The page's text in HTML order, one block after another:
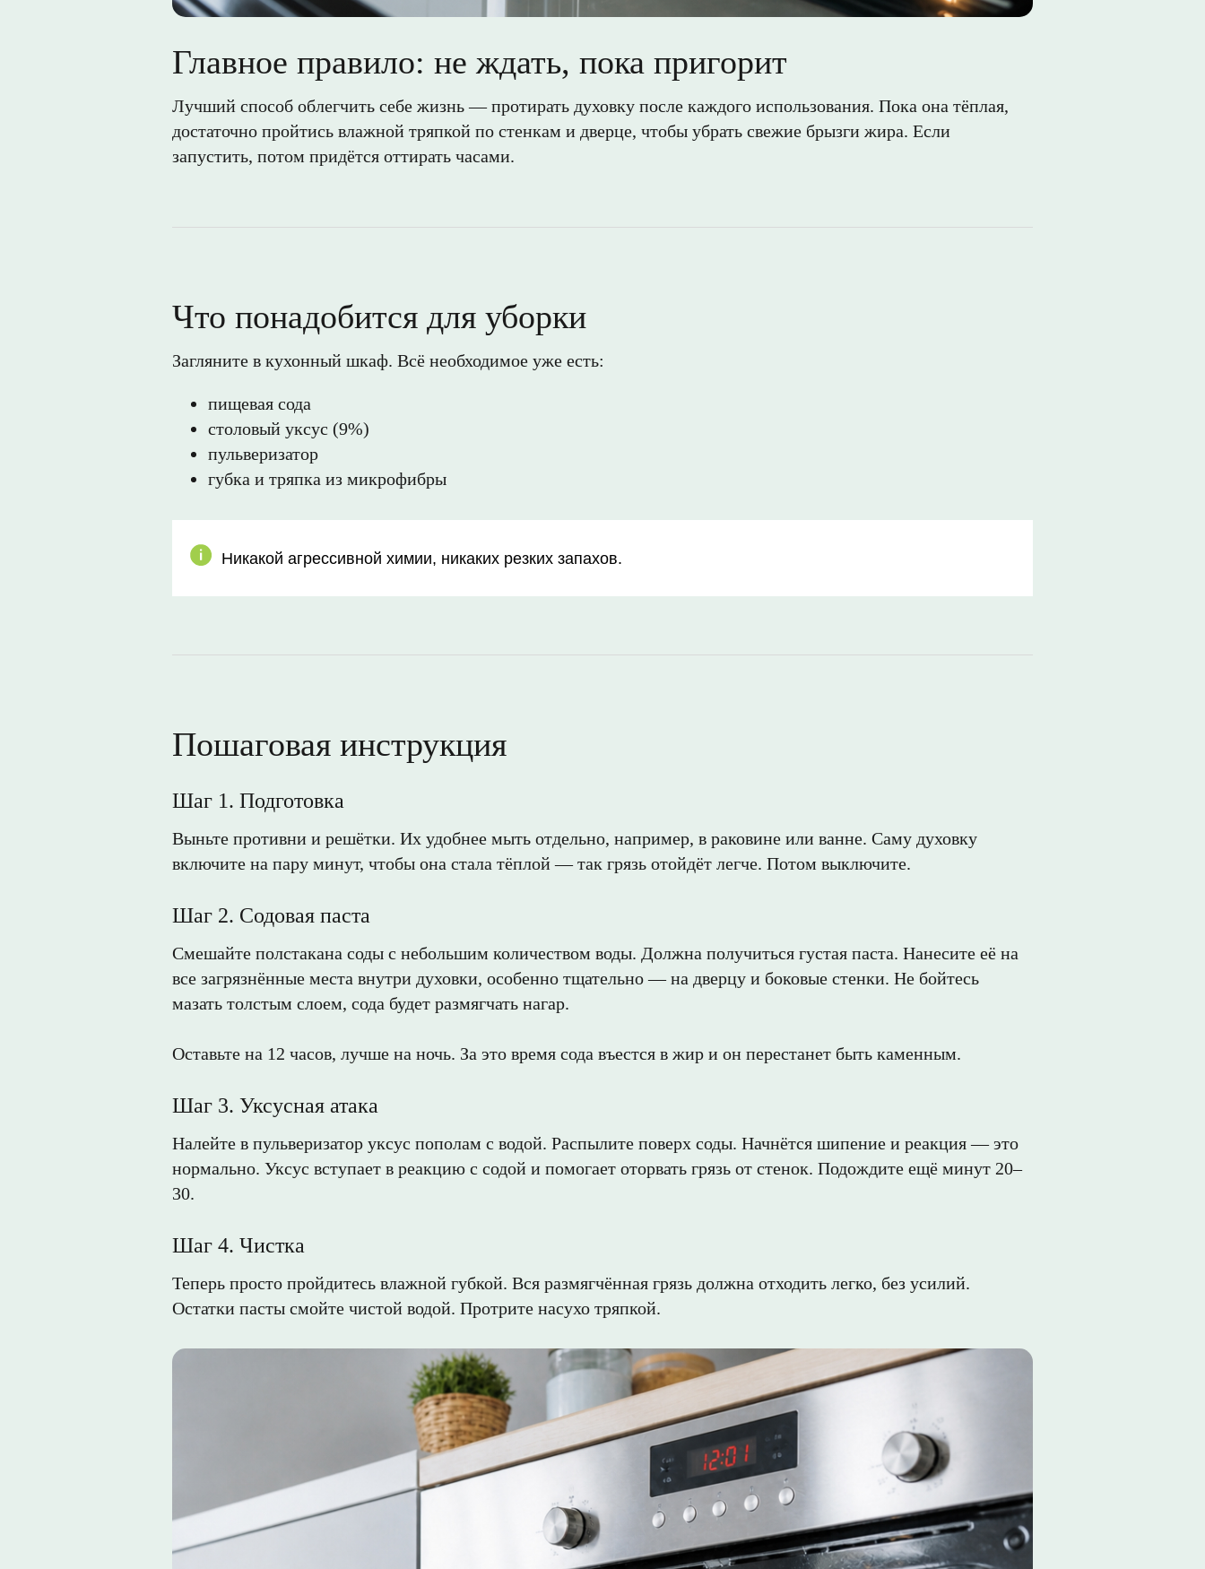
Главное правило: не ждать, пока пригорит
Лучший способ облегчить себе жизнь — протирать духовку после каждого использования. Пока она тёплая,
достаточно пройтись влажной тряпкой по стенкам и дверце, чтобы убрать свежие брызги жира. Если
запустить, потом придётся оттирать часами.
Что понадобится для уборки
Загляните в кухонный шкаф. Всё необходимое уже есть:
пищевая сода
столовый уксус (9%)
пульверизатор
губка и тряпка из микрофибры
Никакой агрессивной химии, никаких резких запахов.
Пошаговая инструкция
Шаг 1. Подготовка
Выньте противни и решётки. Их удобнее мыть отдельно, например, в раковине или ванне. Саму духовку
включите на пару минут, чтобы она стала тёплой — так грязь отойдёт легче. Потом выключите.
Шаг 2. Содовая паста
Смешайте полстакана соды с небольшим количеством воды. Должна получиться густая паста. Нанесите её на
все загрязнённые места внутри духовки, особенно тщательно — на дверцу и боковые стенки. Не бойтесь
мазать толстым слоем, сода будет размягчать нагар.
Оставьте на 12 часов, лучше на ночь. За это время сода въестся в жир и он перестанет быть каменным.
Шаг 3. Уксусная атака
Налейте в пульверизатор уксус пополам с водой. Распылите поверх соды. Начнётся шипение и реакция — это
нормально. Уксус вступает в реакцию с содой и помогает оторвать грязь от стенок. Подождите ещё минут 20–
30.
Шаг 4. Чистка
Теперь просто пройдитесь влажной губкой. Вся размягчённая грязь должна отходить легко, без усилий.
Остатки пасты смойте чистой водой. Протрите насухо тряпкой.